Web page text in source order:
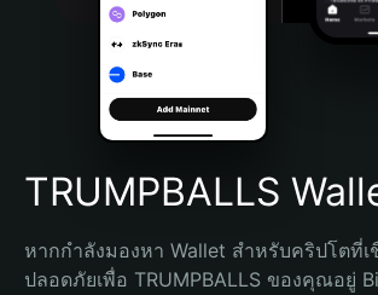
Português (Brasil)
Español (Argentina)
TRUMPBALLS
หากกำลังมองหา Wallet สำหรับคริปโตที่เ
ปลอดภัยเพื่อ TRUMPBALLS ของคุณอยู่